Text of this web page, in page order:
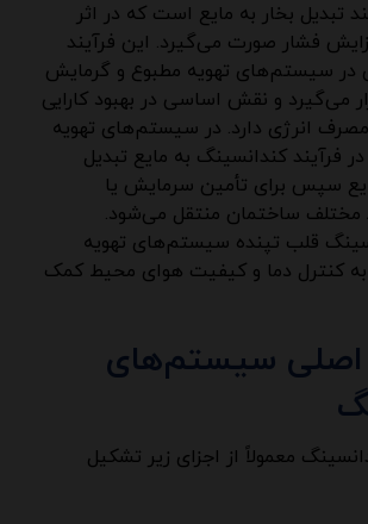
تبدیل بخار به مایع است که در اثر
فشار صورت می‌گیرد. این فرآیند
در سیستم‌های تهویه مطبوع و گرمایش
می‌گیرد و نقش اساسی در بهبود کارایی
انرژی دارد. در سیستم‌های تهویه
فرآیند کندانسینگ به مایع تبدیل
سپس برای تأمین سرمایش یا
مختلف ساختمان منتقل می‌شود.
قلب تپنده سیستم‌های تهویه
کنترل دما و کیفیت هوای محیط کمک
اصلی سیستم‌های
معمولاً از اجزای زیر تشکیل